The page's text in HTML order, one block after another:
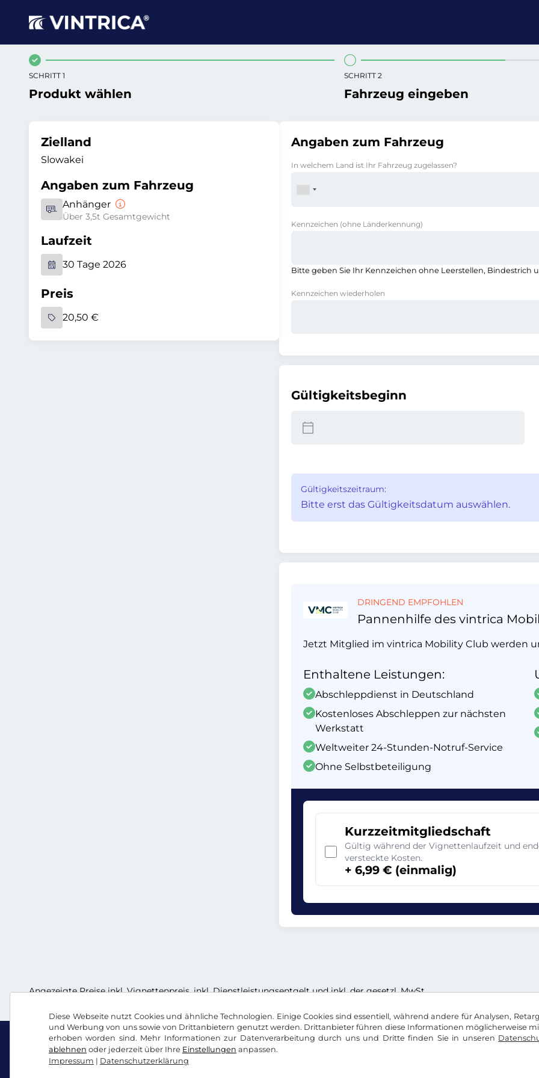
Diese Webseite nutzt Cookies und ähnliche Technologien. Einige Cookies sind essentiell, während andere für Analysen,
und Werbung von uns sowie von Drittanbietern genutzt werden. Drittanbieter führen diese Informationen möglicherweise
erhoben worden sind. Mehr Informationen zur Datenverarbeitung durch uns und Dritte finden Sie in unseren
ablehnen oder jederzeit über Ihre Einstellungen anpassen.
Impressum | Datenschutzerklärung
SCHRITT 1
Produkt wählen
SCHRITT 2
Fahrzeug eingeben
Zielland
Slowakei
Angaben zum Fahrzeug
Anhänger
Über 3,5t Gesamtgewicht
Laufzeit
30 Tage 2026
Preis
20,50 €
Angaben zum Fahrzeug
In welchem Land ist Ihr Fahrzeug zugelassen?
Kennzeichen (ohne Länderkennung)
Bitte geben Sie Ihr Kennzeichen ohne Leerstellen, Bindestrich
Kennzeichen wiederholen
Gültigkeitsbeginn
Gültigkeitszeitraum:
Bitte erst das Gültigkeitsdatum auswählen.
DRINGEND EMPFOHLEN
Pannenhilfe des vintrica
Jetzt Mitglied im vintrica Mobility Club werden
Enthaltene Leistungen:
Abschleppdienst in Deutschland
Kostenloses Abschleppen zur nächsten
Werkstatt
Weltweiter 24-Stunden-Notruf-Service
Ohne Selbstbeteiligung
Kurzzeitmitgliedschaft
Gültig während der Vignettenlaufzeit und
versteckte Kosten.
+ 6,99 € (einmalig)
Angezeigte Preise inkl. Vignettenpreis, inkl. Dienstleistungsentgelt und inkl. der gesetzl. MwSt.